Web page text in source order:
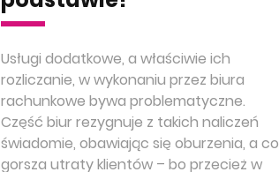
Usługi dodatkowe, a właściwie ich
rozliczanie, w wykonaniu przez biura
rachunkowe bywa problematyczne.
Część biur rezygnuje z takich naliczeń
świadomie, obawiając się oburzenia, a co
gorsza utraty klientów – bo przecież w